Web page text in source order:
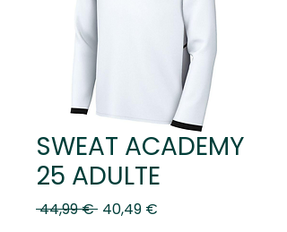
SWEAT ACADEMY
25 ADULTE
44,99 € Prix
40,49 €